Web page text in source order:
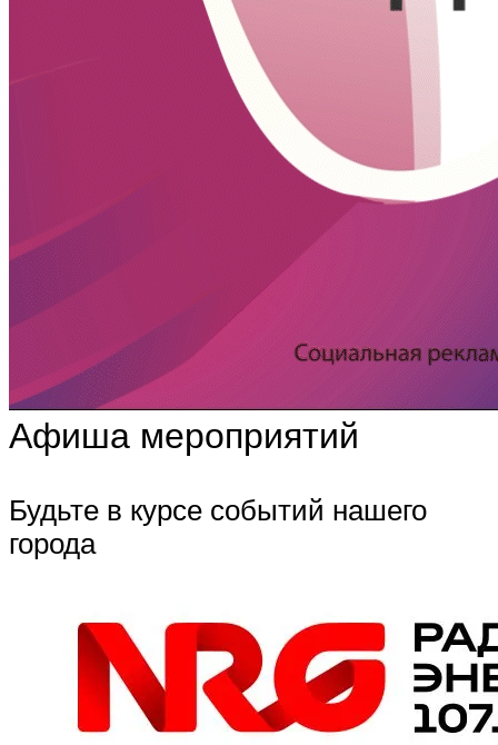
Афиша мероприятий
Будьте в курсе событий нашего
города